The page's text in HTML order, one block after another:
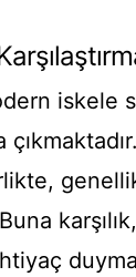
iskele